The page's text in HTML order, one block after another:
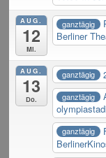
AUG.
12
Mi.
ganztägig
Berliner
AUG.
13
Do.
ganztägig
ganztägig
ganztägig